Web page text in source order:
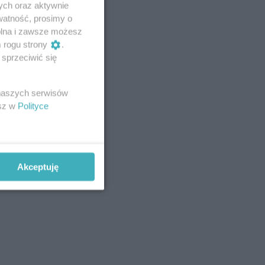
oraz aktywnie
prosimy o
i zawsze możesz
rogu strony
.
się
serwisów
w Polityce
Akceptuję